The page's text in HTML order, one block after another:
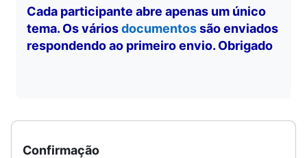
Cada participante abre apenas um único
tema. Os váriosdocumentossão enviados
respondendo ao primeiro envio. Obrigado
Confirmação